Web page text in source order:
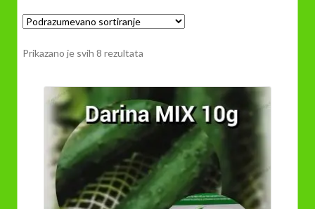
Prikazano je svih 8 rezultata